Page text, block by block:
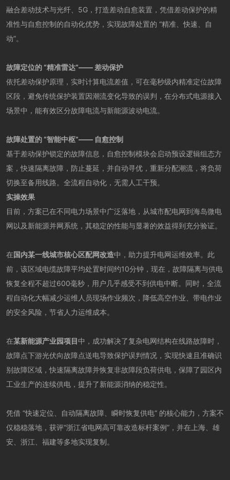
融合差动技术与光纤、5G，打造差动自愈装置，凭借差动保护的精
准性与自愈控制的自动化优势，实现故障处置的 “精准、快速、自
动”。
故障定位的 “精准雷达”—— 差动保护
依托差动保护原理，实时计算电流差值，可在毫秒级内精准定位故障
区段，避免传统保护装置因潮流变化导致的误判，在分布式电源接入
场景中，能有效区分故障电流与新能源波动电流。
故障处置的 “智能中枢”—— 自愈控制
基于差动保护锁定的故障信息，自愈控制模块会启动预设逻辑组态方
案，快速隔离故障，防止蔓延，并自动寻优，重新分配潮流，将负荷
切换至备用线路。全流程自动化，无需人工干预。
实操效果
目前，方案已在不同电力场景中广泛落地，从城市配电网到海岛微电
网以及新能源并网系统，其稳定的性能与显著的效益得到充分验证。
在国内某一线城市核心区配网改造中，助力提升电网运维效率。此
前，该区域电缆故障平均处置时间约10分钟，现在，故障隔离与供电
恢复全程不超过600毫秒，用户几乎感受不到供电中断。同时，全流
程自动化大幅减少运维人员现场作业频次，降低高空作业、带电作业
的安全风险，节省人力运维成本。
在某新能源产业园项目中，成功解决了复杂电网结构在线路故障时，
故障点下游光伏向故障点送电导致保护误判情况，实现快速且准确识
别故障区域，快速隔离故障并恢复非故障段负荷供电，保障了园区内
工业生产的连续供电，提升了新能源消纳的稳定性。
凭借 “快速定位、自动隔离故障、瞬时恢复供电” 的核心能力，方案不
仅稳稳落地，获评“浙江省电网高可靠改造标杆案例”，并在上海、雄
安、浙江、福建等多地实现复制。